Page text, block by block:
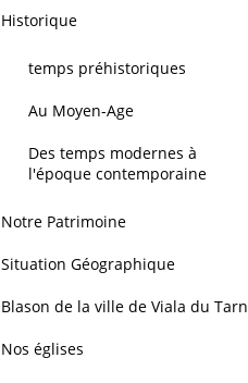
Historique
temps préhistoriques
Au Moyen-Age
Des temps modernes à
l'époque contemporaine
Notre Patrimoine
Situation Géographique
Blason de la ville de Viala du Tarn
Nos églises